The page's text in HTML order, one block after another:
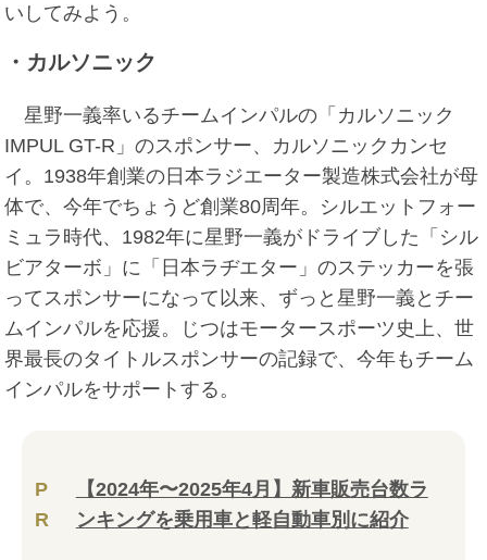
いしてみよう。
・カルソニック
星野一義率いるチームインパルの「カルソニック
IMPUL GT-R」のスポンサー、カルソニックカンセ
イ。1938年創業の日本ラジエーター製造株式会社が母
体で、今年でちょうど創業80周年。シルエットフォー
ミュラ時代、1982年に星野一義がドライブした「シル
ビアターボ」に「日本ラヂエター」のステッカーを張
ってスポンサーになって以来、ずっと星野一義とチー
ムインパルを応援。じつはモータースポーツ史上、世
界最長のタイトルスポンサーの記録で、今年もチーム
インパルをサポートする。
P
R
【2024年〜2025年4月】新車販売台数ラ
ンキングを乗用車と軽自動車別に紹介